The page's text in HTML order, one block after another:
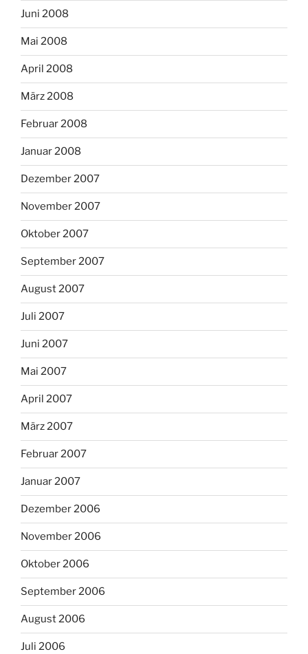
Juni 2008
Mai 2008
April 2008
März 2008
Februar 2008
Januar 2008
Dezember 2007
November 2007
Oktober 2007
September 2007
August 2007
Juli 2007
Juni 2007
Mai 2007
April 2007
März 2007
Februar 2007
Januar 2007
Dezember 2006
November 2006
Oktober 2006
September 2006
August 2006
Juli 2006